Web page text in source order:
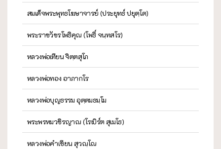
สมเด็จพระพุทธโฆษาจารย์ (ประยุทธ์ ปยุตฺโต)
พระราชวัชรโพธิคุณ (โพธิ์ จนฺทสโร)
หลวงพ่อเทียน จิตฺตสุโภ
หลวงพ่อทอง อาภากโร
หลวงพ่อบุญธรรม อุตฺตมธมฺโม
พระพรหมวชิรญาณ (โรเบิร์ต สุเมโธ)
หลวงพ่อคำเขียน สุวณฺโณ